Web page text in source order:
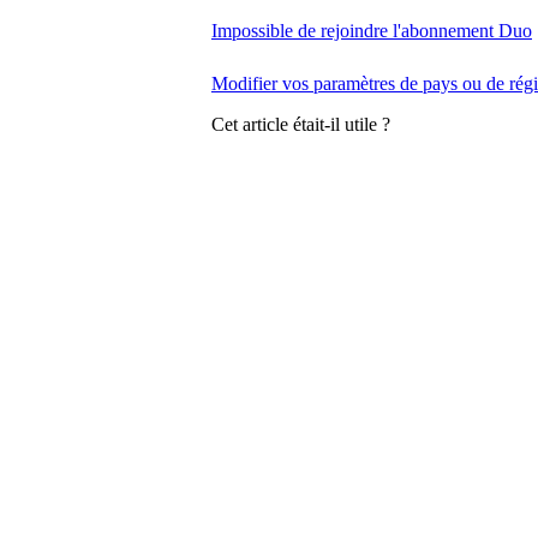
Impossible de rejoindre l'abonnement Duo
Modifier vos paramètres de pays ou de
Cet article était-il utile ?